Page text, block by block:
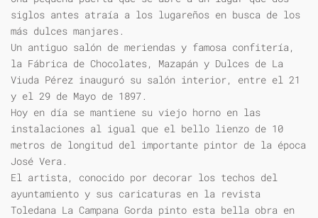
siglos antes atraía a los lugareños en busca de los
más dulces manjares.
Un antiguo salón de meriendas y famosa confitería,
la Fábrica de Chocolates, Mazapán y Dulces de La
Viuda Pérez inauguró su salón interior, entre el 21
y el 29 de Mayo de 1897.
Hoy en día se mantiene su viejo horno en las
instalaciones al igual que el bello lienzo de 10
metros de longitud del importante pintor de la época
José Vera.
El artista, conocido por decorar los techos del
ayuntamiento y sus caricaturas en la revista
Toledana La Campana Gorda pinto esta bella obra en